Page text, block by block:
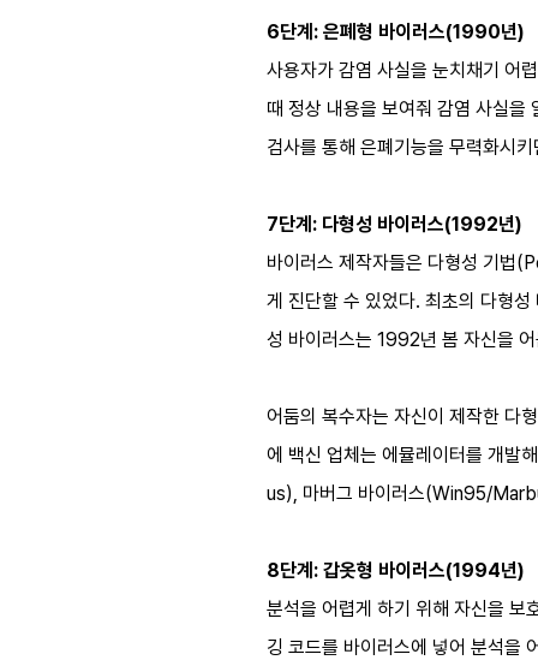
6단계: 은폐형 바이러스(1990년)
사용자가 감염 사실을 눈치채기 어
때 정상 내용을 보여줘 감염 사실
검사를 통해 은폐기능을 무력화시
7단계: 다형성 바이러스(1992년)
바이러스 제작자들은 다형성 기법
게 진단할 수 있었다. 최초의 다형
성 바이러스는 1992년 봄 자신을
어둠의 복수자는 자신이 제작한 다
에 백신 업체는 에뮬레이터를 개발
us), 마버그 바이러스(Win95/
8단계: 갑옷형 바이러스(1994년)
분석을 어렵게 하기 위해 자신을
깅 코드를 바이러스에 넣어 분석을